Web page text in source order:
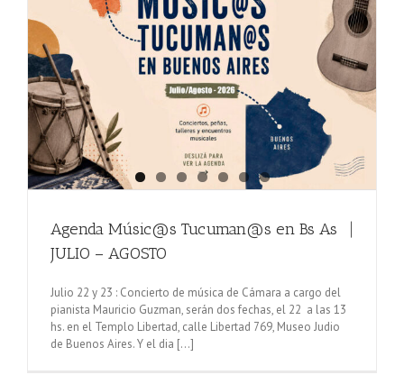
Agenda Músic@s Tucuman@s en Bs As⎹
JULIO – AGOSTO
Julio 22 y 23 : Concierto de música de Cámara a cargo del
pianista Mauricio Guzman, serán dos fechas, el 22 a las 13
hs. en el Templo Libertad, calle Libertad 769, Museo Judio
de Buenos Aires. Y el dia [...]